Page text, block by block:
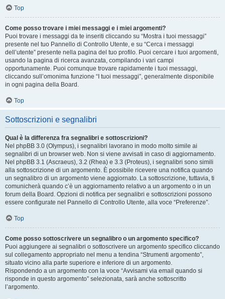
Top
Come posso trovare i miei messaggi e i miei argomenti?
Puoi trovare i messaggi da te inseriti cliccando su “Mostra i tuoi messaggi”
presente nel tuo Pannello di Controllo Utente, e su “Cerca i messaggi
dell’utente” presente nella pagina del tuo profilo. Puoi cercare i tuoi argomenti,
usando la pagina di ricerca avanzata, compilando i vari campi
opportunamente. Puoi comunque trovare rapidamente i tuoi messaggi,
cliccando sull’omonima funzione “I tuoi messaggi”, generalmente disponibile
in ogni pagina della Board.
Top
Sottoscrizioni e segnalibri
Qual è la differenza fra segnalibri e sottoscrizioni?
Nel phpBB 3.0 (Olympus), i segnalibri lavorano in modo molto simile ai
segnalibri di un browser web. Non si viene avvisati in caso di aggiornamento.
Nel phpBB 3.1 (Ascraeus), 3.2 (Rhea) e 3.3 (Proteus), i segnalibri sono simili
alla sottoscrizione di un argomento. È possibile ricevere una notifica quando
un segnalibro di un argomento viene aggiornato. La sottoscrizione, tuttavia, ti
comunicherà quando c’è un aggiornamento relativo a un argomento o in un
forum della Board. Opzioni di notifica per segnalibri e sottoscrizioni possono
essere configurate nel Pannello di Controllo Utente, alla voce “Preferenze”.
Top
Come posso sottoscrivere un segnalibro o un argomento specifico?
Puoi aggiungere ai segnalibri o sottoscrivere un argomento specifico cliccando
sul collegamento appropriato nel menu a tendina “Strumenti argomento”,
situato vicino alla parte superiore e inferiore di un argomento.
Rispondendo a un argomento con la voce “Avvisami via email quando si
risponde in questo argomento” selezionata, sarà anche sottoscritto
l’argomento.